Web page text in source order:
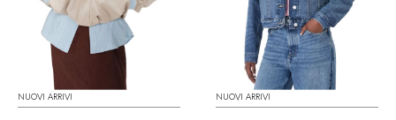
NUOVI ARRIVI NUOVI ARRIVI